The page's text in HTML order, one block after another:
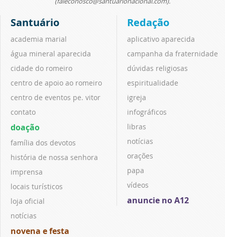
Santuário
academia marial
água mineral aparecida
cidade do romeiro
centro de apoio ao romeiro
centro de eventos pe. vitor
contato
doação
família dos devotos
história de nossa senhora
imprensa
locais turísticos
loja oficial
notícias
novena e festa
Redação
aplicativo aparecida
campanha da fraternidade
dúvidas religiosas
espiritualidade
igreja
infográficos
libras
notícias
orações
papa
vídeos
anuncie no A12